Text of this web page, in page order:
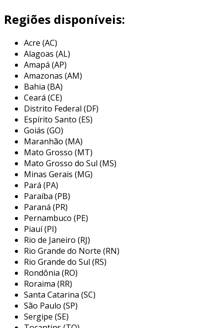
entretanto, a eficiência do processo só será de
excelência se opó abrasivo for fabricado
minuciosamente. desse modo, é necessário
adquirir o produto em um fabricante que segue
as condições pré-estabelecidas pela associação
brasileira de normas técnica (abnt). entre elas,
destacamos o perfil de rugosidade, o tamanho
dos grãos e o tipo de materiais utilizados como
alguns dos principais pontos a serem
analisado.
o processo se destaca por
apresentar diversas usabilidades
o processo de jateamento é geralmente
empregado para aumentar a vida útil dos
equipamentos. assim, ele garante revestimento
em materiais anticorrosivos e garante uma
superfície mais limpa para pinturas e
acabamentos. a seguir, serão destacados as
principais usabilidades do processo de
jateamento com pó abrasivo:
acabamento de superfícies de vidro;
criação de desenhos em pedras;
criação de texturas na superfícies das
peças utilizadas na industria de plasticos;
Regiões disponíveis:
Acre (AC)
Alagoas (AL)
Amapá (AP)
Amazonas (AM)
Bahia (BA)
Ceará (CE)
Distrito Federal (DF)
Espírito Santo (ES)
Goiás (GO)
Maranhão (MA)
Mato Grosso (MT)
Mato Grosso do Sul (MS)
Minas Gerais (MG)
Pará (PA)
Paraíba (PB)
Paraná (PR)
Pernambuco (PE)
Piauí (PI)
Rio de Janeiro (RJ)
Rio Grande do Norte (RN)
Rio Grande do Sul (RS)
Rondônia (RO)
Roraima (RR)
Santa Catarina (SC)
São Paulo (SP)
Sergipe (SE)